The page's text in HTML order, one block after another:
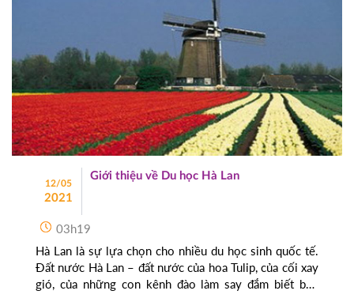
12/05
2021
Giới thiệu về Du học Hà Lan
03h19
Hà Lan là sự lựa chọn cho nhiều du học sinh quốc tế.
Đất nước Hà Lan – đất nước của hoa Tulip, của cối xay
gió, của những con kênh đào làm say đắm biết bao